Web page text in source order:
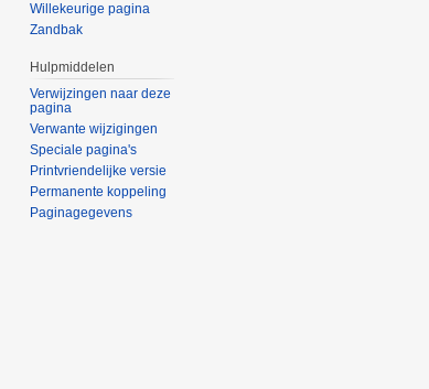
Willekeurige pagina
Zandbak
Hulpmiddelen
Verwijzingen naar deze
pagina
Verwante wijzigingen
Speciale pagina's
Printvriendelijke versie
Permanente koppeling
Paginagegevens